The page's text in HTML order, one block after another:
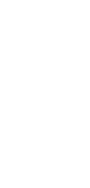
La primavera es
urticarias y
contacto o estar
temperaturas
resurgir como
para la salud,
plagas. Si bien
y las altas